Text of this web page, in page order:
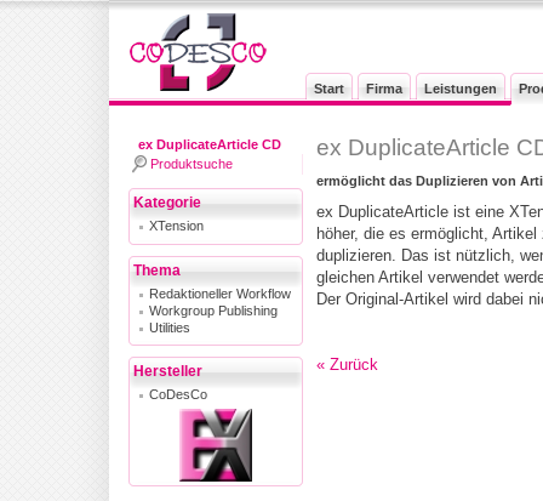
Start Firma Leistungen
ex DuplicateArticle CD
Produktsuche
Kategorie
XTension
Thema
Redaktioneller Workflow
Workgroup Publishing
Utilities
Hersteller
CoDesCo
ex DuplicateArticle
ermöglicht das Duplizieren von
ex DuplicateArticle ist eine
höher, die es ermöglicht,
duplizieren. Das ist nützlich,
gleichen Artikel verwendet
Der Original-Artikel wird dabei
« Zurück